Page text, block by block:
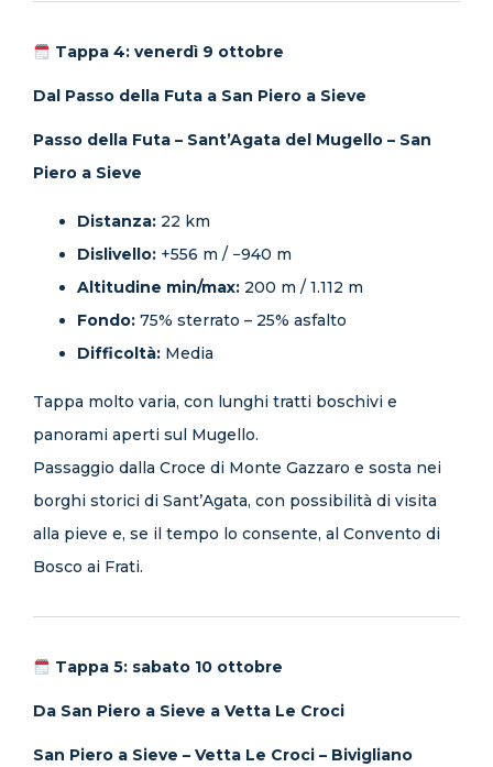
Tappa 4: venerdì 9 ottobre
Dal Passo della Futa a San Piero a Sieve
Passo della Futa – Sant’Agata del Mugello – San
Piero a Sieve
Distanza: 22 km
Dislivello: +556 m / −940 m
Altitudine min/max: 200 m / 1.112 m
Fondo: 75% sterrato – 25% asfalto
Difficoltà: Media
Tappa molto varia, con lunghi tratti boschivi e
panorami aperti sul Mugello.
Passaggio dalla Croce di Monte Gazzaro e sosta nei
borghi storici di Sant’Agata, con possibilità di visita
alla pieve e, se il tempo lo consente, al Convento di
Bosco ai Frati.
Tappa 5: sabato 10 ottobre
Da San Piero a Sieve a Vetta Le Croci
San Piero a Sieve – Vetta Le Croci – Bivigliano